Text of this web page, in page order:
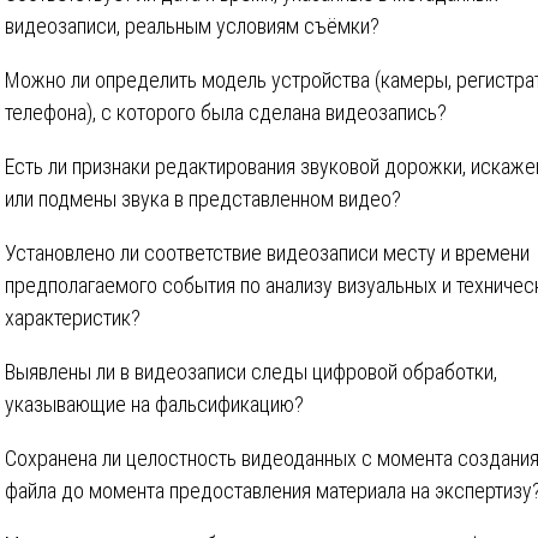
видеозаписи, реальным условиям съёмки?
Можно ли определить модель устройства (камеры,
телефона), с которого была сделана видеозапись?
Есть ли признаки редактирования звуковой дорожки,
или подмены звука в представленном видео?
Установлено ли соответствие видеозаписи месту и времени
предполагаемого события по анализу визуальных и
характеристик?
Выявлены ли в видеозаписи следы цифровой обработки,
указывающие на фальсификацию?
Сохранена ли целостность видеоданных с момента создания
файла до момента предоставления материала на